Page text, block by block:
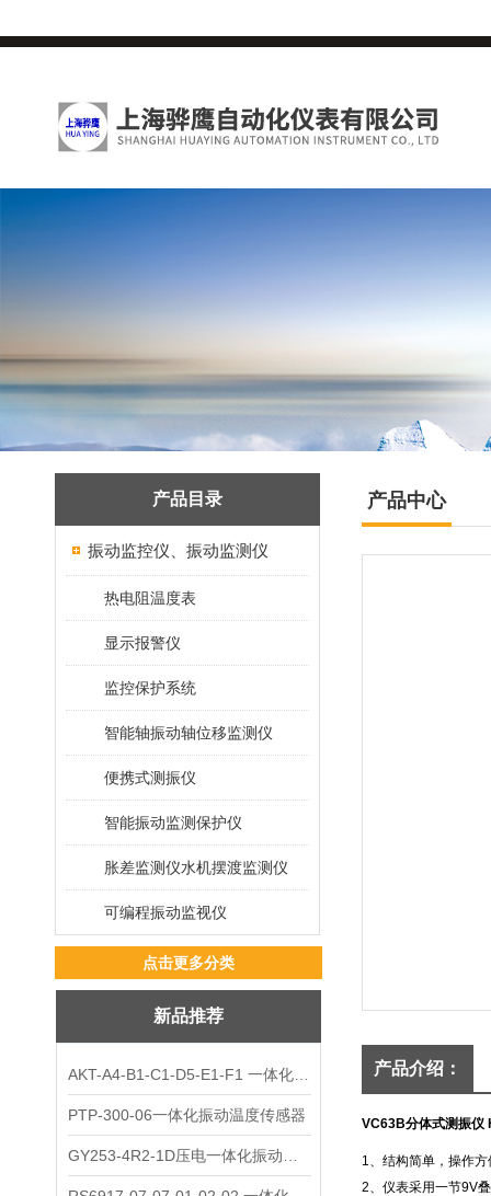
产品目录
振动监控仪、振动监测仪
热电阻温度表
显示报警仪
监控保护系统
智能轴振动轴位移监测仪
便携式测振仪
智能振动监测保护仪
胀差监测仪水机摆渡监测仪
可编程振动监视仪
点击更多分类
新品推荐
PTP-300-06一体化振动温度传感器
产品中心
产品介绍：
VC63B分体式测振仪
1、结构简单，操作
2、仪表采用一节9V